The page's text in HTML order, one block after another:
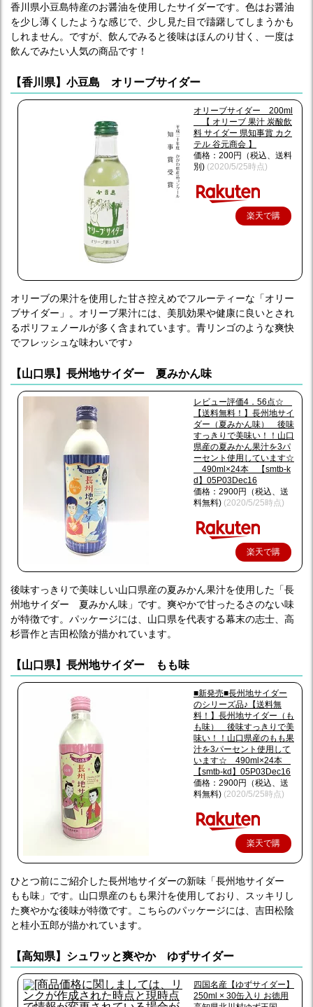
香川県小豆島特産のお醤油を使用したサイダーです。色はお醤油
を少し薄くしたような感じで、少し見た目で躊躇してしまうかも
しれません。ですが、飲んでみると後味はほんのり甘く、一度は
飲んでみたい人気の商品です！
【香川県】小豆島 オリーブサイダー
オリーブサイダー 200ml
【 オリーブ 果汁 炭酸飲
料 サイダー 県知事賞 カク
テル 谷元商会 】
価格：200円（税込、送料
別) (2020/5/25時点)
楽天で購
オリーブの果汁を使用した甘さ控えめでフルーティーな「オリー
ブサイダー」。オリーブ果汁には、美肌効果や健康に良いとされ
るポリフェノールが多く含まれています。青リンゴのような爽快
でフレッシュな味わいです♪
【山口県】長州地サイダー 夏みかん味
レビュー評価4．56点☆
【送料無料！】長州地サイ
ダー（夏みかん味） 後味
すっきりで美味い！！山口
県産の夏みかん果汁を3パ
ーセント使用しています☆
490ml×24本 【smtb-k
d】05P03Dec16
価格：2900円（税込、送
料無料) (2020/5/25時点)
楽天で購
入
後味すっきりで美味しい山口県産の夏みかん果汁を使用した「長
州地サイダー 夏みかん味」です。爽やかで甘ったるさのない味
が特徴です。パッケージには、山口県を代表する幕末の志士、高
杉晋作と吉田松陰が描かれています。
【山口県】長州地サイダー もも味
■新発売■長州地サイダー
のシリーズ品♪【送料無
料！】長州地サイダー（も
も味） 後味すっきりで美
味い！！山口県産のもも果
汁を3パーセント使用して
います☆ 490ml×24本
【smtb-kd】05P03Dec16
価格：2900円（税込、送
料無料) (2020/5/25時点)
楽天で購
入
ひとつ前にご紹介した長州地サイダーの新味「長州地サイダー
もも味」です。山口県産のもも果汁を使用しており、スッキリし
た爽やかな後味が特徴です。こちらのパッケージには、吉田松陰
と桂小五郎が描かれています。
【高知県】シュワッと爽やか ゆずサイダー
四国名産【ゆずサイダー】
250ml × 30缶入り お徳用